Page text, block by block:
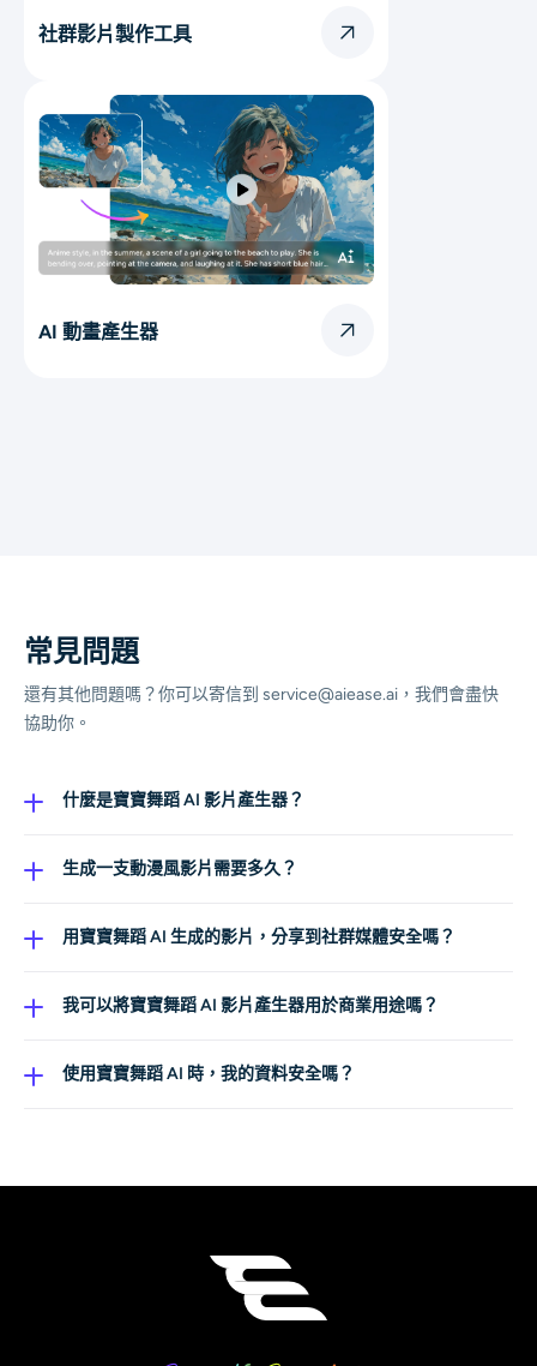
社群影片製作工具
AI 動畫產生器
常見問題
還有其他問題嗎？你可以寄信到 service@aiease.ai，我們會盡快
協助你。
什麼是寶寶舞蹈 AI 影片產生器？
又可愛的跳舞影片。透過先進 AI 模型，它支援多種創意風
生成一支動漫風影片需要多久？
複雜度而略有不同。透過免費的寶寶舞蹈 AI 影片產生器，
用寶寶舞蹈 AI 生成的影片，分享到社群媒體安全嗎？
至可以用它在 Instagram、YouTube 或 TikTok 上創作高品
我可以將寶寶舞蹈 AI 影片產生器用於商業用途嗎？
業用途。企業與內容創作者可以利用它製作吸睛的行銷影
使用寶寶舞蹈 AI 時，我的資料安全嗎？